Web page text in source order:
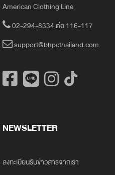
American Clothing Line
02-294-8334 ต่อ 116-117
support@bhpcthailand.com
NEWSLETTER
ลงทะเบียนรับข่าวสารจากเรา